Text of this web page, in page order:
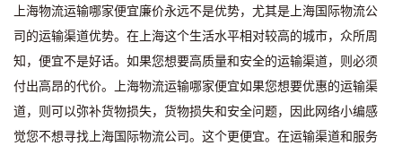
上海物流运输哪家便宜廉价永远不是优势，尤其是上海国际物流公
司的运输渠道优势。在上海这个生活水平相对较高的城市，众所周
知，便宜不是好话。如果您想要高质量和安全的运输渠道，则必须
付出高昂的代价。上海物流运输哪家便宜如果您想要优惠的运输渠
道，则可以弥补货物损失，货物损失和安全问题，因此网络小编感
觉您不想寻找上海国际物流公司。这个更便宜。在运输渠道和服务